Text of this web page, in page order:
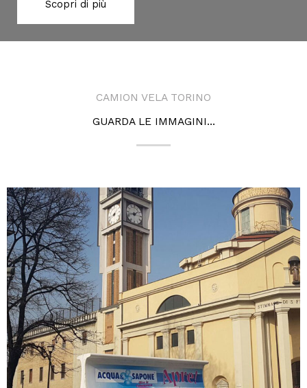
Scopri di più
CAMION VELA TORINO
GUARDA LE IMMAGINI...